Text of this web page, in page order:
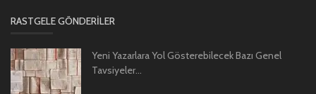
RASTGELE GÖNDERILER
Yeni Yazarlara Yol Gösterebilecek Bazı Genel
Tavsiyeler...